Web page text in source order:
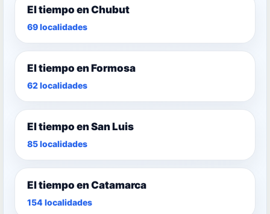
El tiempo en Chubut
69 localidades
El tiempo en Formosa
62 localidades
El tiempo en San Luis
85 localidades
El tiempo en Catamarca
154 localidades